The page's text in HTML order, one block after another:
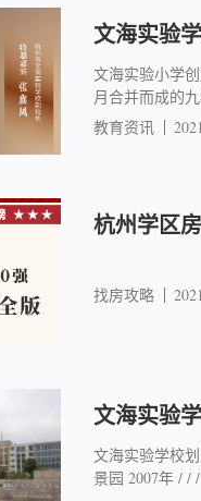
文海实验
文海实验小学
月合并而成的
教育资讯
杭州学区
找房攻略
文海实验
文海实验学校
景园 2007年 / /